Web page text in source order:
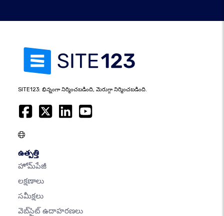
SITE123: భిన్నంగా నిర్మించబడింది, మెరుగ్గా నిర్మించబడింది.
ఉత్పత్తి
హోమ్‌పేజీ
లక్షణాలు
సమీక్షలు
వెబ్‌సైట్ ఉదాహరణలు